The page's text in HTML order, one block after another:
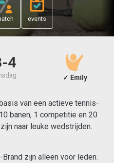
events
4
✓ Emily
van een actieve tennis-
banen, 1 competitie en 20
naar leuke wedstrijden.
zijn alleen voor leden.